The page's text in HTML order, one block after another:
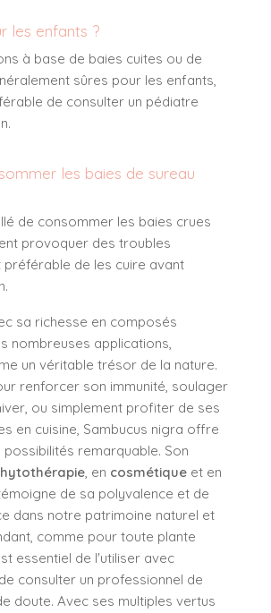
les enfants ?
à base de baies cuites ou de
sûres pour les enfants,
de consulter un pédiatre
les baies de sureau
de consommer les baies crues
provoquer des troubles
préférable de les cuire avant
sa richesse en composés
nombreuses applications,
un véritable trésor de la nature.
renforcer son immunité, soulager
ou simplement profiter de ses
en cuisine, Sambucus nigra offre
remarquable. Son
, en cosmétique et en
de sa polyvalence et de
dans notre patrimoine naturel et
comme pour toute plante
essentiel de l'utiliser avec
consulter un professionnel de
doute. Avec ses multiples vertus